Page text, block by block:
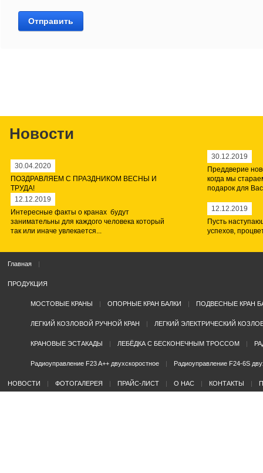
Отправить
Новости
30.04.2020
ПОЗДРАВЛЯЕМ С ПРАЗДНИКОМ ВЕСНЫ И
ТРУДА!
30.12.2019
Преддверие
когда мы
подарок для
12.12.2019
Интересные факты о кранах будут
занимательны для каждого человека который
так или иначе увлекается...
12.12.2019
Пусть
успехов,
Главная
ПРОДУКЦИЯ
МОСТОВЫЕ КРАНЫ ОПОРНЫЕ КРАН БАЛКИ ПОДВЕСНЫЕ КРАН
ЛЕГКИЙ КОЗЛОВОЙ РУЧНОЙ КРАН ЛЕГКИЙ ЭЛЕКТРИЧЕСКИЙ
КРАНОВЫЕ ЭСТАКАДЫ ЛЕБЁДКА С БЕСКОНЕЧНЫМ ТРОССОМ
Радиоуправление F23 A++ двухскоростное Радиоуправление F24-6S
НОВОСТИ ФОТОГАЛЕРЕЯ ПРАЙС-ЛИСТ О НАС КОНТАКТЫ